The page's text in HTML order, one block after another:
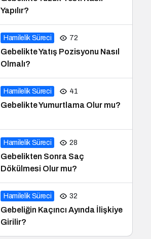
Yapılır?
Hamilelik Süreci 72
Gebelikte Yatış Pozisyonu Nasıl
Olmalı?
Hamilelik Süreci 41
Gebelikte Yumurtlama Olur mu?
Hamilelik Süreci 28
Gebelikten Sonra Saç
Dökülmesi Olur mu?
Hamilelik Süreci 32
Gebeliğin Kaçıncı Ayında İlişkiye
Girilir?